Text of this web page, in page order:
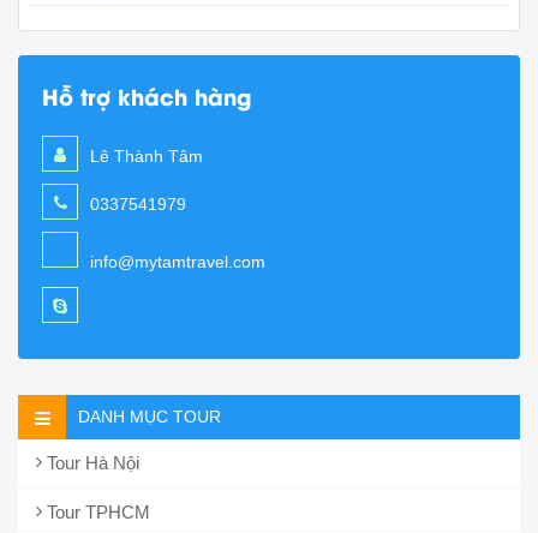
Hỗ trợ khách hàng
Lê Thành Tâm
0337541979
info@mytamtravel.com
DANH MỤC TOUR
Tour Hà Nội
Tour TPHCM